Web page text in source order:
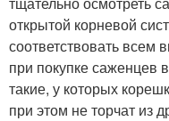
открытой корневой
соответствовать
при покупке саженцев
такие, у которых
при этом не торчат из